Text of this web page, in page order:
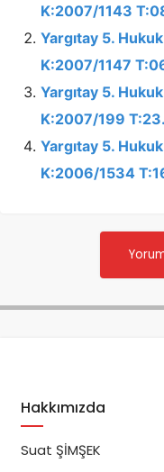
K:2007/1143
Yargıtay 5.
K:2007/1147
Yargıtay 5.
K:2007/199
Yargıtay 5.
K:2006/1534
Hakkımızda
Suat ŞİMŞEK